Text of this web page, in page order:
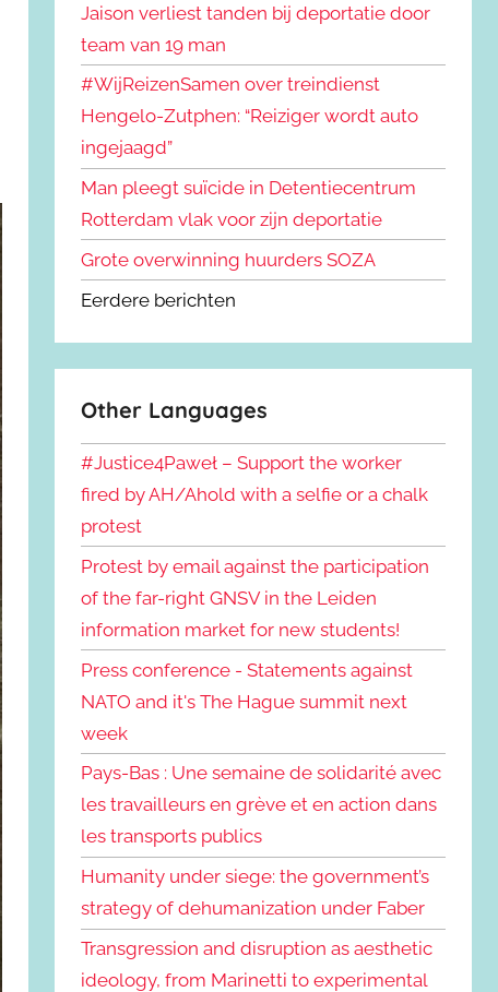
Jaison verliest tanden bij deportatie door
team van 19 man
#WijReizenSamen over treindienst
Hengelo-Zutphen: “Reiziger wordt auto
ingejaagd”
Man pleegt suïcide in Detentiecentrum
Rotterdam vlak voor zijn deportatie
Grote overwinning huurders SOZA
Eerdere berichten
Other Languages
#Justice4Paweł – Support the worker
fired by AH/Ahold with a selfie or a chalk
protest
Protest by email against the participation
of the far-right GNSV in the Leiden
information market for new students!
Press conference - Statements against
NATO and it's The Hague summit next
week
Pays-Bas : Une semaine de solidarité avec
les travailleurs en grève et en action dans
les transports publics
Humanity under siege: the government’s
strategy of dehumanization under Faber
Transgression and disruption as aesthetic
ideology, from Marinetti to experimental